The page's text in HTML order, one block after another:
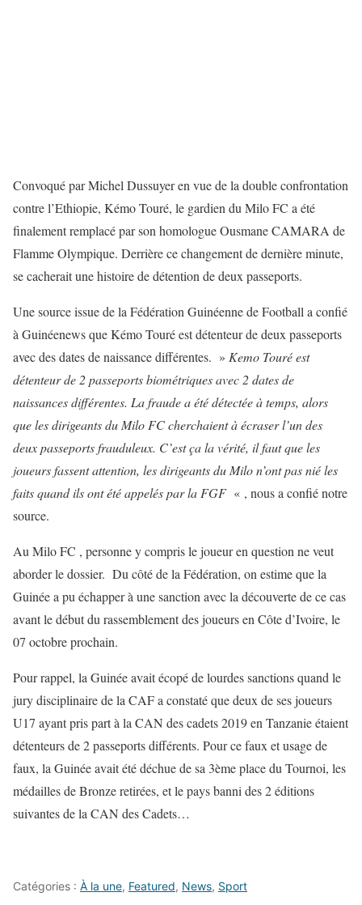
Convoqué par Michel Dussuyer en vue de la double confrontation
contre l’Ethiopie, Kémo Touré, le gardien du Milo FC a été
finalement remplacé par son homologue Ousmane CAMARA de
Flamme Olympique. Derrière ce changement de dernière minute,
se cacherait une histoire de détention de deux passeports.
Une source issue de la Fédération Guinéenne de Football a confié
à Guinéenews que Kémo Touré est détenteur de deux passeports
avec des dates de naissance différentes. » Kemo Touré est
détenteur de 2 passeports biométriques avec 2 dates de
naissances différentes. La fraude a été détectée à temps, alors
que les dirigeants du Milo FC cherchaient à écraser l’un des
deux passeports frauduleux. C’est ça la vérité, il faut que les
joueurs fassent attention, les dirigeants du Milo n’ont pas nié les
faits quand ils ont été appelés par la FGF« , nous a confié notre
source.
Au Milo FC , personne y compris le joueur en question ne veut
aborder le dossier. Du côté de la Fédération, on estime que la
Guinée a pu échapper à une sanction avec la découverte de ce cas
avant le début du rassemblement des joueurs en Côte d’Ivoire, le
07 octobre prochain.
Pour rappel, la Guinée avait écopé de lourdes sanctions quand le
jury disciplinaire de la CAF a constaté que deux de ses joueurs
U17 ayant pris part à la CAN des cadets 2019 en Tanzanie étaient
détenteurs de 2 passeports différents. Pour ce faux et usage de
faux, la Guinée avait été déchue de sa 3ème place du Tournoi, les
médailles de Bronze retirées, et le pays banni des 2 éditions
suivantes de la CAN des Cadets…
Catégories : À la une, Featured, News, Sport